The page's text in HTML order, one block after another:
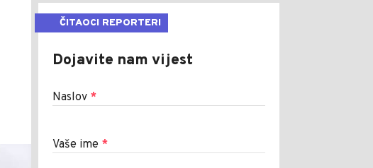
ČITAOCI REPORTERI
Dojavite nam vijest
Naslov *
Vaše ime *